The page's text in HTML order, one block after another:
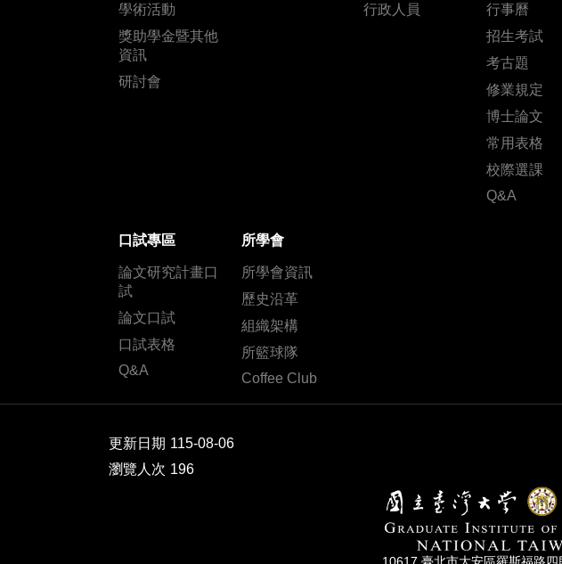
學術活動
獎助學金暨其他
資訊
研討會
行政人員
行事曆
招生考試
考古題
修業規定
博士論文
常用表格
校際選課
Q&A
口試專區
論文研究計畫口
試
論文口試
口試表格
Q&A
所學會
所學會資訊
歷史沿革
組織架構
所籃球隊
Coffee Club
更新日期 115-08-06
瀏覽人次 196